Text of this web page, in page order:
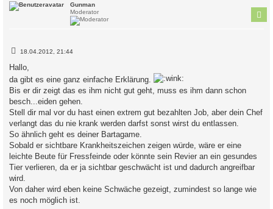
Gunman
Moderator
B
i
t
a
g
18.04.2012, 21:44
Hallo,
da gibt es eine ganz einfache Erklärung.
Bis er dir zeigt das es ihm nicht gut geht, muss es ihm dann schon
besch...eiden gehen.
Stell dir mal vor du hast einen extrem gut bezahlten Job, aber dein Chef
verlangt das du nie krank werden darfst sonst wirst du entlassen.
So ähnlich geht es deiner Bartagame.
Sobald er sichtbare Krankheitszeichen zeigen würde, wäre er eine
leichte Beute für Fressfeinde oder könnte sein Revier an ein gesundes
Tier verlieren, da er ja sichtbar geschwächt ist und dadurch angreifbar
wird.
Von daher wird eben keine Schwäche gezeigt, zumindest so lange wie
es noch möglich ist.